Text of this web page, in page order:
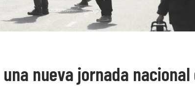
nueva jornada nacional